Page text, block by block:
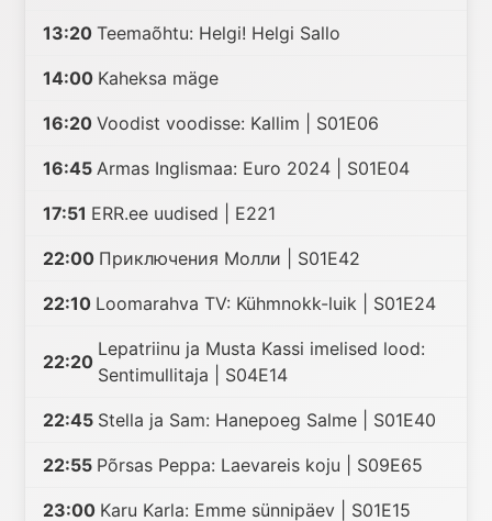
13:20 Teemaõhtu: Helgi! Helgi Sallo
14:00 Kaheksa mäge
16:20 Voodist voodisse: Kallim | S01E06
16:45 Armas Inglismaa: Euro 2024 | S01E04
17:51 ERR.ee uudised | E221
22:00 Приключения Молли | S01E42
22:10 Loomarahva TV: Kühmnokk-luik | S01E24
22:20
Lepatriinu ja Musta Kassi imelised lood:
Sentimullitaja | S04E14
22:45 Stella ja Sam: Hanepoeg Salme | S01E40
22:55 Põrsas Peppa: Laevareis koju | S09E65
23:00 Karu Karla: Emme sünnipäev | S01E15